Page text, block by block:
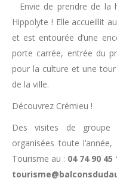
Envie de prendre de la
Hippolyte ! Elle accueillit
et est entourée d’une
porte carrée, entrée du
pour la culture et une
de la ville.
Découvrez Crémieu !
Des visites de groupe
organisées toute
Tourisme au : 04 74 90 45